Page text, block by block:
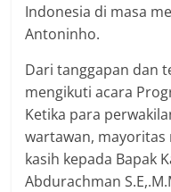
Indonesia di masa
Antoninho.
Dari tanggapan dan
mengikuti acara
Ketika para
wartawan, mayoritas
kasih kepada Bapak
Abdurachman